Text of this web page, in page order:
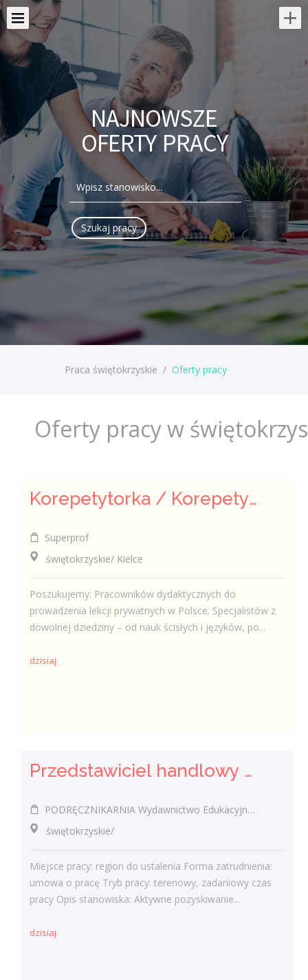
NAJNOWSZE
OFERTY PRACY
Praca świętokrzyskie / Oferty pracy
Oferty pracy w
Korepetytorka / Korepetytor
Superprof
świętokrzyskie/ Kielce
Poszukujemy: Pracowników dydaktycznych do
prowadzenia lekcji prywatnych w Polsce. Specjalistów z
dowolnej dziedziny – od nauk ścisłych i języków, po...
dzisiaj
Przedstawiciel handlowy / Przedstawicielka handlowa w branży edukacyjnej
PODRĘCZNIKARNIA Wydawnictwo Edukacyjne Sp. z o.o.
świętokrzyskie/
Miejsce pracy: region do ustalenia Forma zatrudnienia:
umowa o pracę Tryb pracy: terenowy, zadaniowy czas
pracy Opis stanowiska: Aktywne pozyskiwanie...
dzisiaj